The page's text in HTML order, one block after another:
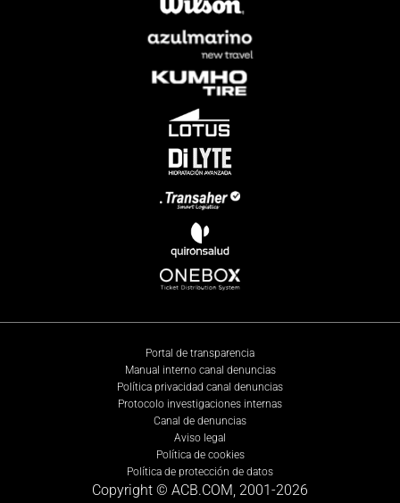
Portal de transparencia
Manual interno canal denuncias
Política privacidad canal denuncias
Protocolo investigaciones internas
Canal de denuncias
Aviso legal
Política de cookies
Política de protección de datos
Copyright © ACB.COM, 2001-2026